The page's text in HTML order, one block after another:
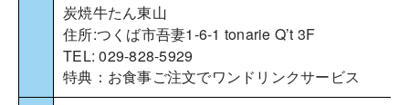
炭焼牛たん東山
住所:つくば市吾妻1-6-1 tonarie Q’t 3F
TEL: 029-828-5929
特典：お食事ご注文でワンドリンクサービス